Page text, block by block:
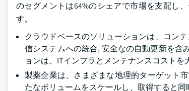
のセグメントは64%のシェアで市場を支配し
す。
クラウドベースのソリューションは、コン
信システムへの統合, 安全なの自動更新を含
ョンは、ITインフラとメンテナンスコスト
製薬企業は、さまざまな地理的ターゲット
たなボリュームをスケールし、取得すると